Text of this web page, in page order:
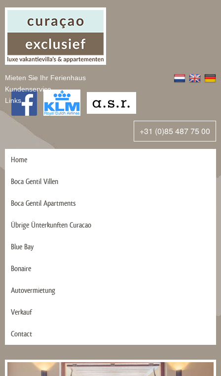
Mieten Sie Ihr Ferienhaus
Kundenservice
Links
+31 (0)85 487 75 00
Home
Boca Gentil Villen
Boca Gentil Apartments
Übrige Ünterkunften Curacao
Blue Bay
Bonaire
Autovermietung
Verkauf
Contact